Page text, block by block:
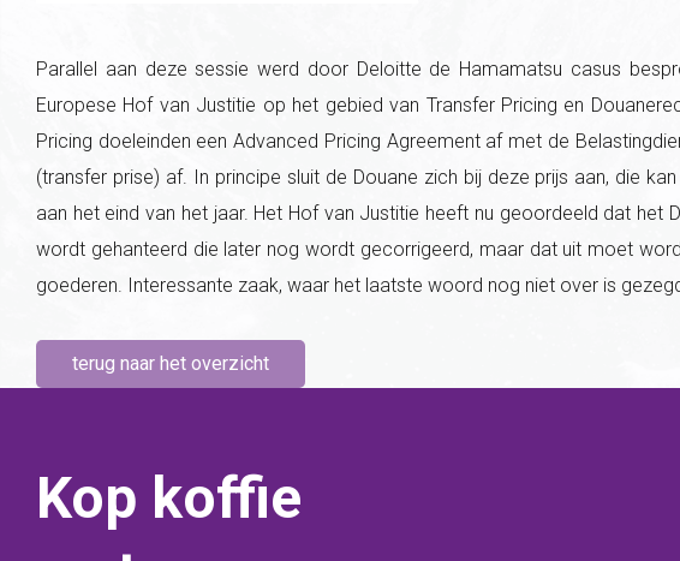
Parallel aan deze sessie werd door Deloitte de Hamamatsu casus
Europese Hof van Justitie op het gebied van Transfer Pricing en
Pricing doeleinden een Advanced Pricing Agreement af met de
(transfer prise) af. In principe sluit de Douane zich bij deze prijs aan, die
aan het eind van het jaar. Het Hof van Justitie heeft nu geoordeeld dat het
wordt gehanteerd die later nog wordt gecorrigeerd, maar dat uit moet
goederen. Interessante zaak, waar het laatste woord nog niet over is
terug naar het overzicht
Kop koffie